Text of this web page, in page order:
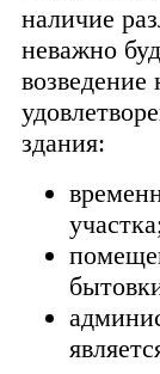
наличие
неважно
здания: